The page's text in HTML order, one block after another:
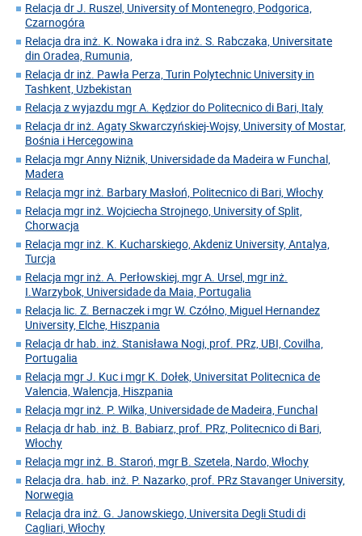
Relacja dr J. Ruszel, University of Montenegro, Podgorica,
Czarnogóra
Relacja dra inż. K. Nowaka i dra inż. S. Rabczaka, Universitate
din Oradea, Rumunia,
Relacja dr inż. Pawła Perza, Turin Polytechnic University in
Tashkent, Uzbekistan
Relacja z wyjazdu mgr A. Kędzior do Politecnico di Bari, Italy
Relacja dr inż. Agaty Skwarczyńskiej-Wojsy, University of Mostar,
Bośnia i Hercegowina
Relacja mgr Anny Niżnik, Universidade da Madeira w Funchal,
Madera
Relacja mgr inż. Barbary Masłoń, Politecnico di Bari, Włochy
Relacja mgr inż. Wojciecha Strojnego, University of Split,
Chorwacja
Relacja mgr inż. K. Kucharskiego, Akdeniz University, Antalya,
Turcja
Relacja mgr inż. A. Perłowskiej, mgr A. Ursel, mgr inż.
I.Warzybok, Universidade da Maia, Portugalia
Relacja lic. Z. Bernaczek i mgr W. Czółno, Miguel Hernandez
University, Elche, Hiszpania
Relacja dr hab. inż. Stanisława Nogi, prof. PRz, UBI, Covilha,
Portugalia
Relacja mgr J. Kuc i mgr K. Dołek, Universitat Politecnica de
Valencia, Walencja, Hiszpania
Relacja mgr inż. P. Wilka, Universidade de Madeira, Funchal
Relacja dr hab. inż. B. Babiarz, prof. PRz, Politecnico di Bari,
Włochy
Relacja mgr inż. B. Staroń, mgr B. Szetela, Nardo, Włochy
Relacja dra. hab. inż. P. Nazarko, prof. PRz Stavanger University,
Norwegia
Relacja dra inż. G. Janowskiego, Universita Degli Studi di
Cagliari, Włochy